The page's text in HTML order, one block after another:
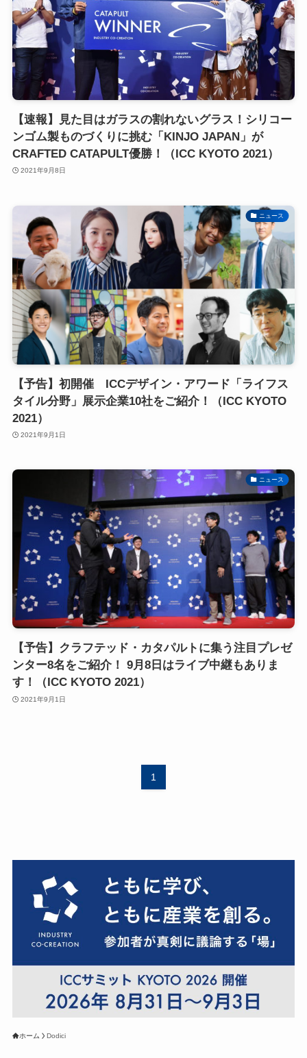
【速報】見た目はガラスの割れないグラス！シリコー
ンゴム製ものづくりに挑む「KINJO JAPAN」が
CRAFTED CATAPULT優勝！（ICC KYOTO 2021）
2021年9月8日
ニュース
【予告】初開催 ICCデザイン・アワード「ライフス
タイル分野」展示企業10社をご紹介！（ICC KYOTO
2021）
2021年9月1日
ニュース
【予告】クラフテッド・カタパルトに集う注目プレゼ
ンター8名をご紹介！ 9月8日はライブ中継もありま
す！（ICC KYOTO 2021）
2021年9月1日
1
ホーム Dodici